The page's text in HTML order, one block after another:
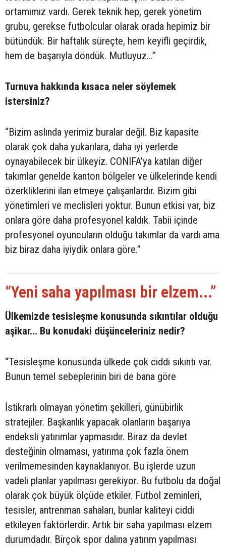
ortamımız vardı. Gerek teknik hep, gerek yönetim
grubu, gerekse futbolcular olarak orada hepimiz bir
bütündük. Bir haftalık süreçte, hem keyifli geçirdik,
hem de başarıyla döndük. Mutluyuz...”
Turnuva hakkında kısaca neler söylemek
istersiniz?
“Bizim aslında yerimiz buralar değil. Biz kapasite
olarak çok daha yukarılara, daha iyi yerlerde
oynayabilecek bir ülkeyiz. CONIFA’ya katılan diğer
takımlar genelde kanton bölgeler ve ülkelerinde kendi
özerkliklerini ilan etmeye çalışanlardır. Bizim gibi
yönetimleri ve meclisleri yoktur. Bunun etkisi var, biz
onlara göre daha profesyonel kaldık. Tabii içinde
profesyonel oyuncuların olduğu takımlar da vardı ama
biz biraz daha iyiydik onlara göre.”
“Yeni saha yapılması bir elzem...”
Ülkemizde tesisleşme konusunda sıkıntılar olduğu
aşikar... Bu konudaki düşünceleriniz nedir?
“Tesisleşme konusunda ülkede çok ciddi sıkıntı var.
Bunun temel sebeplerinin biri de bana göre
İstikrarlı olmayan yönetim şekilleri, günübirlik
stratejiler. Başkanlık yapacak olanların başarıya
endeksli yatırımlar yapmasıdır. Biraz da devlet
desteğinin olmaması, yatırıma çok fazla önem
verilmemesinden kaynaklanıyor. Bu işlerde uzun
vadeli planlar yapılması gerekiyor. Bu futbolu da doğal
olarak çok büyük ölçüde etkiler. Futbol zeminleri,
tesisler, antrenman sahaları, bunlar kaliteyi ciddi
etkileyen faktörlerdir. Artık bir saha yapılması elzem
durumdadır. Birçok spor dalına yatırım yapılması